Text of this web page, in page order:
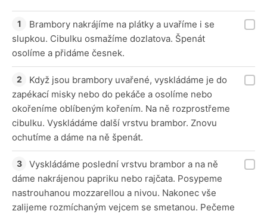
Brambory nakrájíme na plátky a uvaříme i se
slupkou. Cibulku osmažíme dozlatova. Špenát
osolíme a přidáme česnek.
Když jsou brambory uvařené, vyskládáme je do
zapékací misky nebo do pekáče a osolíme nebo
okořeníme oblíbeným kořením. Na ně rozprostřeme
cibulku. Vyskládáme další vrstvu brambor. Znovu
ochutíme a dáme na ně špenát.
Vyskládáme poslední vrstvu brambor a na ně
dáme nakrájenou papriku nebo rajčata. Posypeme
nastrouhanou mozzarellou a nivou. Nakonec vše
zalijeme rozmíchaným vejcem se smetanou. Pečeme